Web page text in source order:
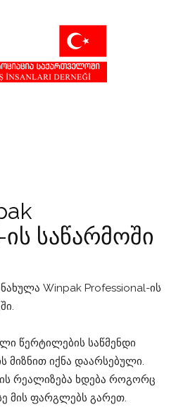
ის საწარმოში
Winpak Professional-ის
წერტილების საწმენდი
მიზნით იქნა დაარსებული.
რეალიზება ხდება როგორც
მის ფარგლებს გარეთ.